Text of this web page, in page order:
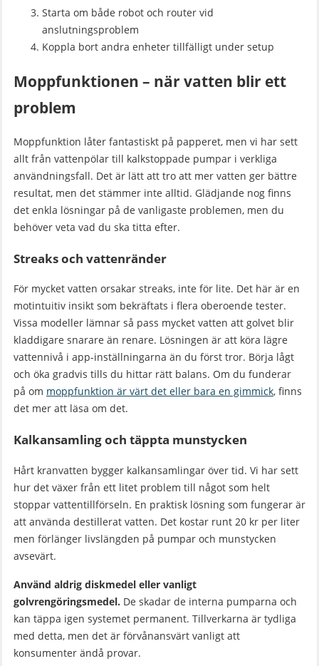
Starta om både robot och router vid
anslutningsproblem
Koppla bort andra enheter tillfälligt under setup
Moppfunktionen – när vatten blir ett
problem
Moppfunktion låter fantastiskt på papperet, men vi har sett
allt från vattenpölar till kalkstoppade pumpar i verkliga
användningsfall. Det är lätt att tro att mer vatten ger bättre
resultat, men det stämmer inte alltid. Glädjande nog finns
det enkla lösningar på de vanligaste problemen, men du
behöver veta vad du ska titta efter.
Streaks och vattenränder
För mycket vatten orsakar streaks, inte för lite. Det här är en
motintuitiv insikt som bekräftats i flera oberoende tester.
Vissa modeller lämnar så pass mycket vatten att golvet blir
kladdigare snarare än renare. Lösningen är att köra lägre
vattennivå i app-inställningarna än du först tror. Börja lågt
och öka gradvis tills du hittar rätt balans. Om du funderar
på om moppfunktion är värt det eller bara en gimmick, finns
det mer att läsa om det.
Kalkansamling och täppta munstycken
Hårt kranvatten bygger kalkansamlingar över tid. Vi har sett
hur det växer från ett litet problem till något som helt
stoppar vattentillförseln. En praktisk lösning som fungerar är
att använda destillerat vatten. Det kostar runt 20 kr per liter
men förlänger livslängden på pumpar och munstycken
avsevärt.
Använd aldrig diskmedel eller vanligt
golvrengöringsmedel. De skadar de interna pumparna och
kan täppa igen systemet permanent. Tillverkarna är tydliga
med detta, men det är förvånansvärt vanligt att
konsumenter ändå provar.